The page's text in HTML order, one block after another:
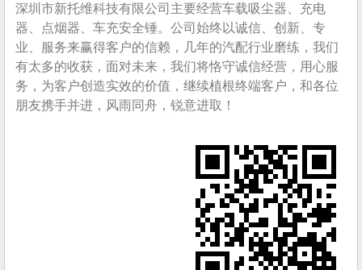
深圳市新托维科技有限公司主要经营车载吸尘器、充电
器、点烟器、车充安全锤。公司始终以诚信、创新、专
业、服务来赢得客户的信赖，几年的汽配行业磨练，我们
有太多的收获，面对未来，我们将恪守诚信经营，用心服
务，为客户创造实效的价值，继续植根终端客户，和各位
朋友携手并进，风雨同舟，锐意进取！